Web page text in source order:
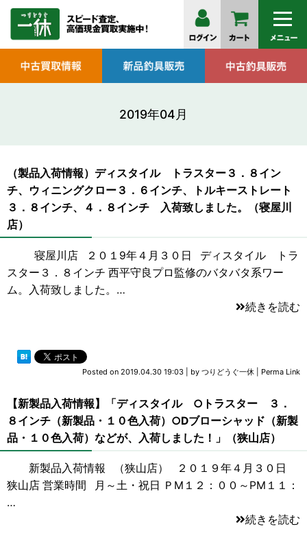
2019年04月
（製品入荷情報）ディスタイル トラスター３．８イン
チ、ウィニングクロー３．６インチ、トルキーストレート
３．８インチ、４．８インチ 入荷致しました。（寝屋川
店）
寝屋川店 ２０１9年４月３０日 ディスタイル トラ
スター３．８インチ 西平守良プロ監修のバタバタ系ワー
ム。入荷致しました。…
続きを読む
Posted on 2019.04.30 19:03 by つりどうぐ一休 Perma Link
【新製品入荷情報】「ディスタイル ○トラスター ３．
８インチ（新製品・１０色入荷）○Dブローシャッド（新製
品・１０色入荷）などが、入荷しました！」（狭山店）
新製品入荷情報 （狭山店） ２０１９年４月３０日
狭山店 営業時間 月～土・祝日 ＰM１２：００～PM１１：
…
続きを読む